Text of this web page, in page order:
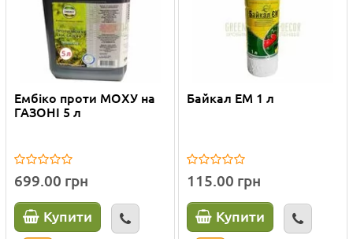
Ембіко проти МОХУ на
ГАЗОНІ 5 л
699.00 грн
Купити
Байкал ЕМ 1 л
115.00 грн
Купити